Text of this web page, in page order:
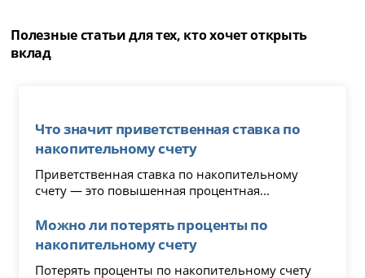
Полезные статьи для тех, кто хочет открыть
вклад
Что значит приветственная ставка по
накопительному счету
Приветственная ставка по накопительному
счету — это повышенная процентная...
Можно ли потерять проценты по
накопительному счету
Потерять проценты по накопительному счету